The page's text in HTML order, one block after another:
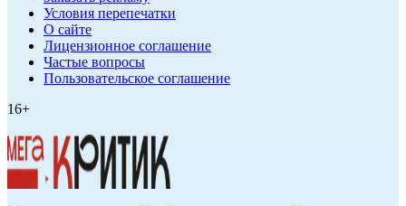
Условия перепечатки
О сайте
Лицензионное соглашение
Частые вопросы
Пользовательское соглашение
16+